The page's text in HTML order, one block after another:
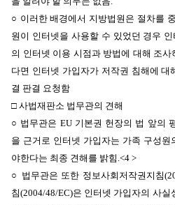
○ 이러한 배경에서 지방법원은 절차를
원이 인터넷을 사용할 수 있었던 경우
의 인터넷 이용 시점과 방법에 대해 조
다면 인터넷 가입자가 저작권 침해에 대
결 판결 요청함
□ 사법재판소 법무관의 견해
○ 법무관은 EU 기본권 헌장의 법 앞의
을 근거로 인터넷 가입자는 가족 구성원
야한다는 최종 견해를 밝힘.<4 >
○ 법무관은 또한 정보사회저작권지침
침(2004/48/EC)은 인터넷 가입자의 사